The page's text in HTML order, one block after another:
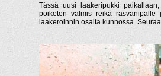
Tässä uusi laakeripukki
poiketen valmis reikä
laakeroinnin osalta kunnossa.